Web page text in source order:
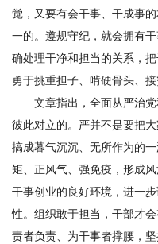
觉，又要有会干事、干成事
一的。遵规守纪，就会拥有
确处理干净和担当的关系，
勇于挑重担子、啃硬骨头、接
文章指出，全面从严治
彼此对立的。严并不是要把
搞成暮气沉沉、无所作为的
矩、正风气、强免疫，形成
干事创业的良好环境，进一
性。组织敢于担当，干部才
责者负责、为干事者撑腰，